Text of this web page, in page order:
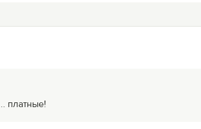
платные!